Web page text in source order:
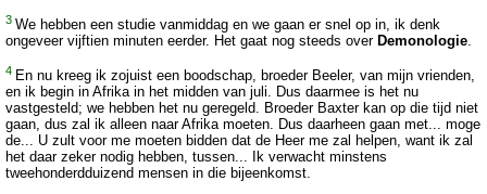
3 We hebben een studie vanmiddag en we gaan er snel op in, ik denk
ongeveer vijftien minuten eerder. Het gaat nog steeds over Demonologie.
4 En nu kreeg ik zojuist een boodschap, broeder Beeler, van mijn vrienden,
en ik begin in Afrika in het midden van juli. Dus daarmee is het nu
vastgesteld; we hebben het nu geregeld. Broeder Baxter kan op die tijd niet
gaan, dus zal ik alleen naar Afrika moeten. Dus daarheen gaan met... moge
de... U zult voor me moeten bidden dat de Heer me zal helpen, want ik zal
het daar zeker nodig hebben, tussen... Ik verwacht minstens
tweehonderdduizend mensen in die bijeenkomst.